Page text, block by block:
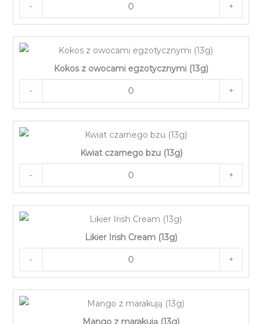
- +
Kokos z owocami egzotycznymi (13g)
- +
Kwiat czarnego bzu (13g)
- +
Likier Irish Cream (13g)
- +
Mango z marakują (13g)